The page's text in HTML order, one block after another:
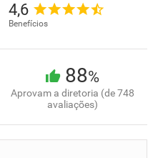
4,6
Benefícios
88%
Aprovam a diretoria (de 748
avaliações)